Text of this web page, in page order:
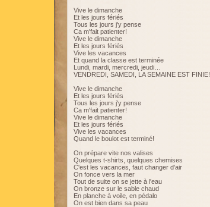
Vive le dimanche
Et les jours fériés
Tous les jours j'y pense
Ca m'fait patienter!
Vive le dimanche
Et les jours fériés
Vive les vacances
Et quand la classe est terminée
Lundi, mardi, mercredi, jeudi…
VENDREDI, SAMEDI, LA SEMAINE EST FINIE!
Vive le dimanche
Et les jours fériés
Tous les jours j'y pense
Ca m'fait patienter!
Vive le dimanche
Et les jours fériés
Vive les vacances
Quand le boulot est terminé!
On prépare vite nos valises
Quelques t-shirts, quelques chemises
C'est les vacances, faut changer d'air
On fonce vers la mer
Tout de suite on se jette à l'eau
On bronze sur le sable chaud
En planche à voile, en pédalo
On est bien dans sa peau